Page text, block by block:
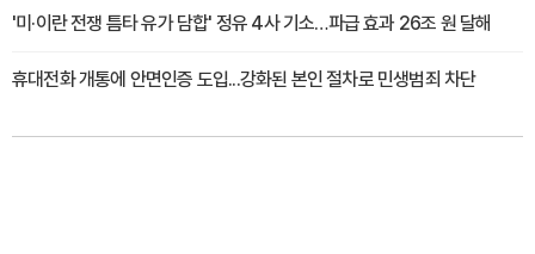
'미·이란 전쟁 틈타 유가 담합' 정유 4사 기소…파급 효과 26조 원 달해
휴대전화 개통에 안면인증 도입...강화된 본인 절차로 민생범죄 차단